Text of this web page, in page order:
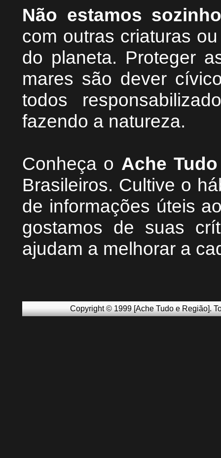
Não estamos
com outras criaturas
do planeta. Proteger
mares são dever
todos
fazendo a natureza.
Conheça o Ache
Brasileiros. Cultive o
de informações úteis
gostamos de suas
ajudam a melhorar a
Copyright © 1999 [Ache Tudo e Região].